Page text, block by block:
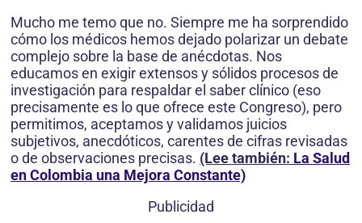
Mucho me temo que no. Siempre me ha sorprendido
cómo los médicos hemos dejado polarizar un debate
complejo sobre la base de anécdotas. Nos
educamos en exigir extensos y sólidos procesos de
investigación para respaldar el saber clínico (eso
precisamente es lo que ofrece este Congreso), pero
permitimos, aceptamos y validamos juicios
subjetivos, anecdóticos, carentes de cifras revisadas
o de observaciones precisas. (Lee también: La Salud
en Colombia una Mejora Constante)
Publicidad